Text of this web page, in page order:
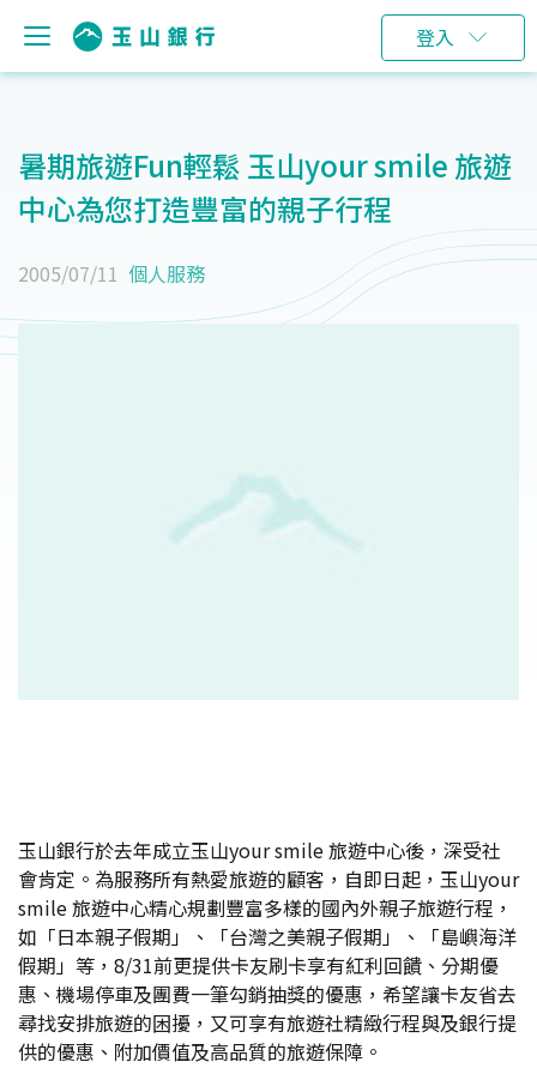
登入
暑期旅遊Fun輕鬆 玉山your smile 旅遊
中心為您打造豐富的親子行程
2005/07/11 個人服務
玉山銀行於去年成立玉山your smile 旅遊中心後，深受社
會肯定。為服務所有熱愛旅遊的顧客，自即日起，玉山your
smile 旅遊中心精心規劃豐富多樣的國內外親子旅遊行程，
如「日本親子假期」、「台灣之美親子假期」、「島嶼海洋
假期」等，8/31前更提供卡友刷卡享有紅利回饋、分期優
惠、機場停車及團費一筆勾銷抽獎的優惠，希望讓卡友省去
尋找安排旅遊的困擾，又可享有旅遊社精緻行程與及銀行提
供的優惠、附加價值及高品質的旅遊保障。